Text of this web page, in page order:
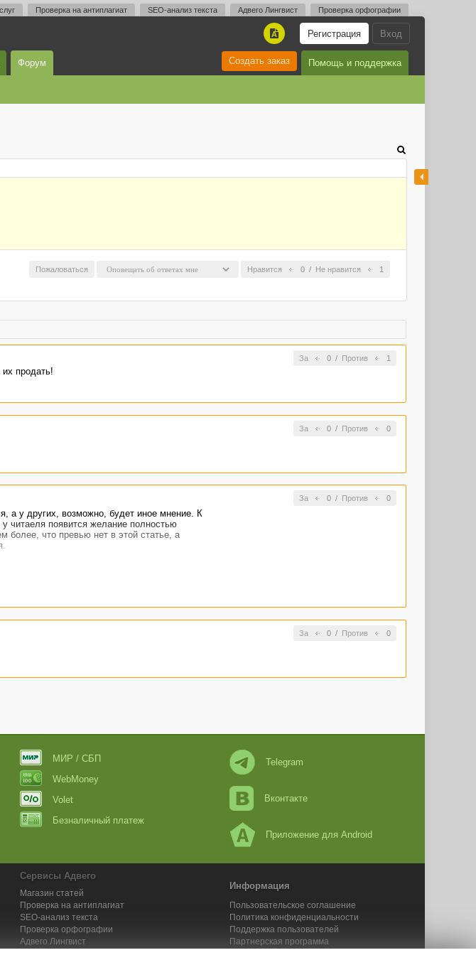
Проверка на антиплагиат SEO-анализ текста Адвего Лингвист Проверка орфографии
Вход
Регистрация
A
Форум Помощь и поддержка
Создать заказ
Нравится 0 / Не нравится 1
Пожаловаться
За 0/ Против 1
продать!
За 0/ Против 0
За 0/ Против 0
а у других, возможно, будет иное мнение. К
читаеля появится желание полностью
более, что превью нет в этой статье, а
За 0/ Против 0
МИР / СБП
WebMoney
Volet
Безналичный платеж
Telegram
Вконтакте
Приложение для Android
Сервисы Адвего
Магазин статей
Проверка на антиплагиат
SEO-анализ текста
Проверка орфографии
Адвего Лингвист
Информация
Пользовательское соглашение
Политика конфиденциальности
Поддержка пользователей
Партнерская программа